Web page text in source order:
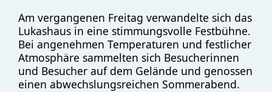
Am vergangenen Freitag verwandelte sich das
Lukashaus in eine stimmungsvolle Festbühne.
Bei angenehmen Temperaturen und festlicher
Atmosphäre sammelten sich Besucherinnen
und Besucher auf dem Gelände und genossen
einen abwechslungsreichen Sommerabend.